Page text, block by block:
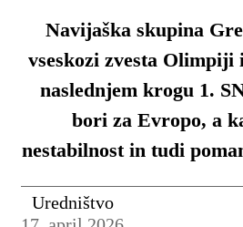
Navijaška skupina
vseskozi zvesta
naslednjem krogu 1.
bori za Evropo, a
nestabilnost in tudi
Uredništvo